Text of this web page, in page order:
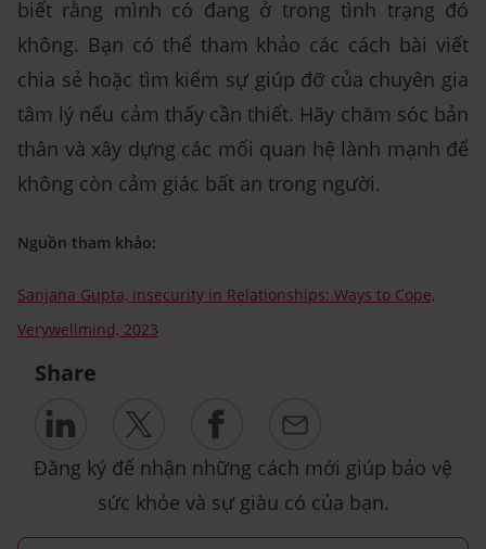
biết rằng mình có đang ở trong tình trạng đó
không. Bạn có thể tham khảo các cách bài viết
chia sẻ hoặc tìm kiếm sự giúp đỡ của chuyên gia
tâm lý nếu cảm thấy cần thiết. Hãy chăm sóc bản
thân và xây dựng các mối quan hệ lành mạnh để
không còn cảm giác bất an trong người.
Nguồn tham khảo:
Sanjana Gupta, Insecurity in Relationships: Ways to Cope,
Verywellmind, 2023
Share
Đăng ký để nhận những cách mới giúp bảo vệ
sức khỏe và sự giàu có của bạn.